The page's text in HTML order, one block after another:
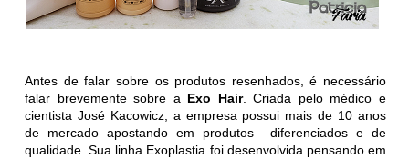
Antes de falar sobre os produtos resenhados, é necessário
falar brevemente sobre a Exo Hair. Criada pelo médico e
cientista José Kacowicz, a empresa possui mais de 10 anos
de mercado apostando em produtos diferenciados e de
qualidade. Sua linha Exoplastia foi desenvolvida pensando em